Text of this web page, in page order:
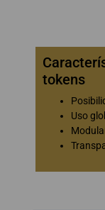
tokens
Uso